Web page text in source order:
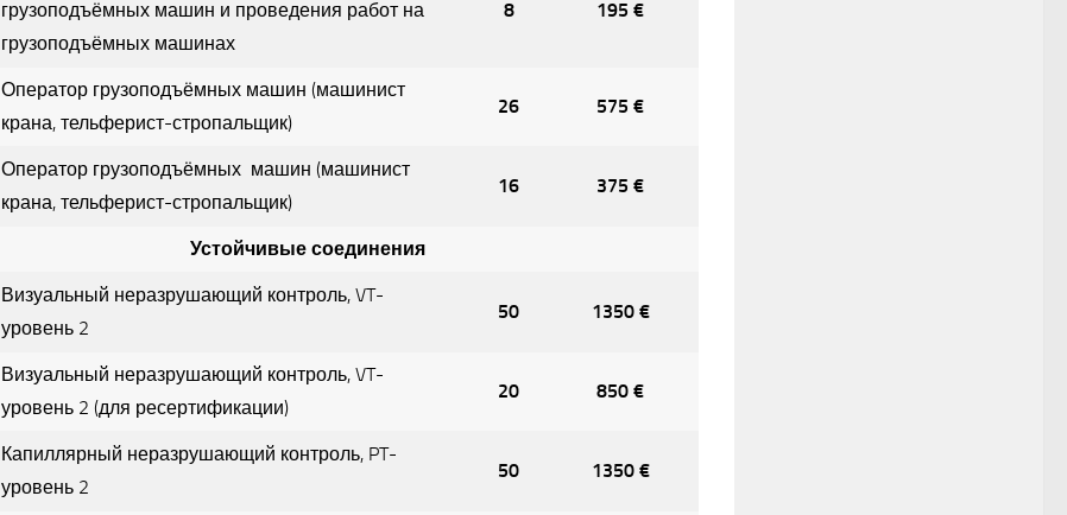
грузоподъёмных машин и проведения работ на
грузоподъёмных машинах
8 195 €
Оператор грузоподъёмных машин (машинист
крана, тельферист-стропальщик)
26 575 €
Оператор грузоподъёмных машин (машинист
крана, тельферист-стропальщик)
16 375 €
Устойчивые соединения
Визуальный неразрушающий контроль, VT-
уровень 2
50 1350 €
Визуальный неразрушающий контроль, VT-
уровень 2 (для ресертификации)
20 850 €
Капиллярный неразрушающий контроль, PT-
уровень 2
50 1350 €